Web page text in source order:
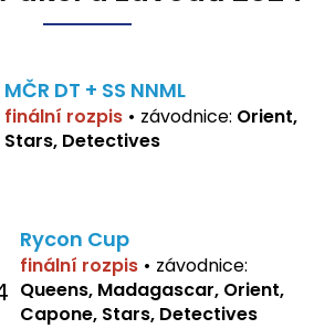
MČR DT + SS NNML
finální rozpis • závodnice: Orient,
Stars, Detectives
Rycon Cup
finální rozpis • závodnice:
Queens, Madagascar, Orient,
Capone, Stars, Detectives